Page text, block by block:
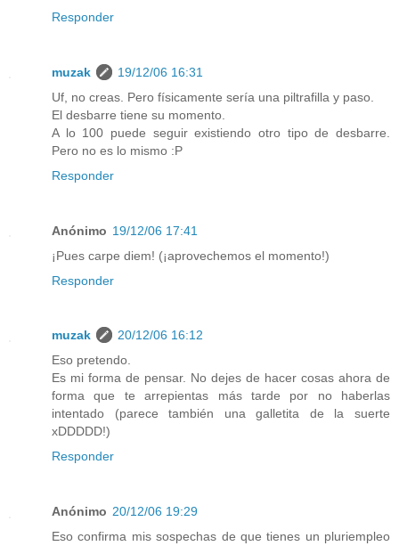
Responder
muzak
19/12/06 16:31
Uf, no creas. Pero físicamente sería una piltrafilla y paso.
El desbarre tiene su momento.
A lo 100 puede seguir existiendo otro tipo de desbarre.
Pero no es lo mismo :P
Responder
Anónimo 19/12/06 17:41
¡Pues carpe diem! (¡aprovechemos el momento!)
Responder
muzak
20/12/06 16:12
Eso pretendo.
Es mi forma de pensar. No dejes de hacer cosas ahora de
forma que te arrepientas más tarde por no haberlas
intentado (parece también una galletita de la suerte
xDDDDD!)
Responder
Anónimo 20/12/06 19:29
Eso confirma mis sospechas de que tienes un pluriempleo